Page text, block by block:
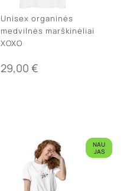
Unisex organinės
medvilnės marškinėliai
XOXO
29,00 €
NAU
JAS